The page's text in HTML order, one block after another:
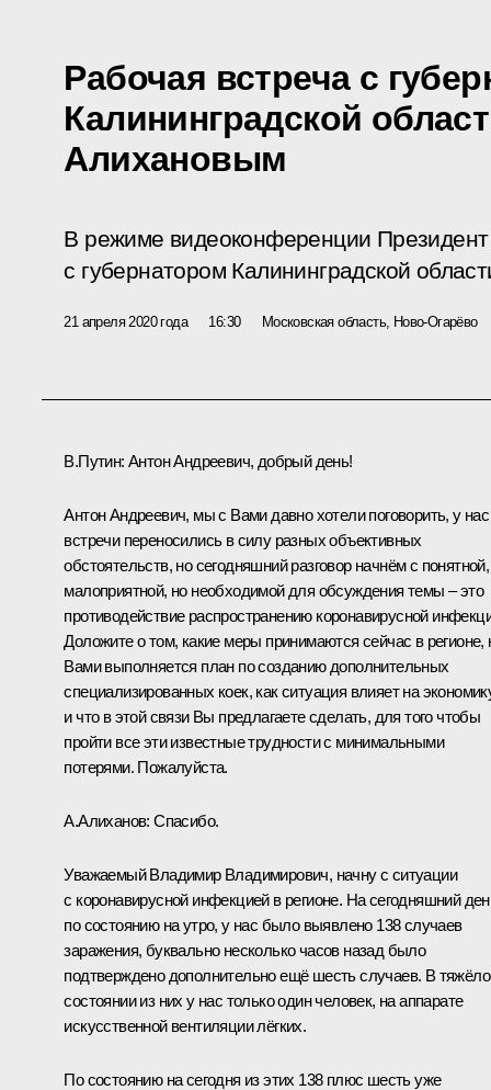
Рабочая встреча с
Калининградской
Алихановым
В режиме видеоконференции
с губернатором Калининградской
21 апреля 2020 года 16:30 Московская область, Ново-Огарёво
В.Путин: Антон Андреевич, добрый день!
Антон Андреевич, мы с Вами давно хотели поговорить, у нас
встречи переносились в силу разных объективных
обстоятельств, но сегодняшний разговор начнём с понятной,
малоприятной, но необходимой для обсуждения темы – это
противодействие распространению коронавирусной
Доложите о том, какие меры принимаются сейчас в регионе,
Вами выполняется план по созданию дополнительных
специализированных коек, как ситуация влияет на
и что в этой связи Вы предлагаете сделать, для того чтобы
пройти все эти известные трудности с минимальными
потерями. Пожалуйста.
А.Алиханов: Спасибо.
Уважаемый Владимир Владимирович, начну с ситуации
с коронавирусной инфекцией в регионе. На сегодняшний
по состоянию на утро, у нас было выявлено 138 случаев
заражения, буквально несколько часов назад было
подтверждено дополнительно ещё шесть случаев. В
состоянии из них у нас только один человек, на аппарате
искусственной вентиляции лёгких.
По состоянию на сегодня из этих 138 плюс шесть уже